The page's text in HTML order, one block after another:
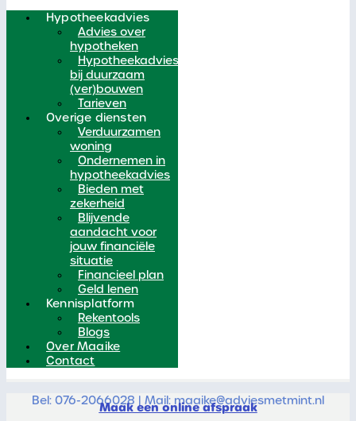
Hypotheekadvies
Advies over
hypotheken
Hypotheekadvies
bij duurzaam
(ver)bouwen
Tarieven
Overige diensten
Verduurzamen
woning
Ondernemen in
hypotheekadvies
Bieden met
zekerheid
Blijvende
aandacht voor
jouw financiële
situatie
Financieel plan
Geld lenen
Kennisplatform
Rekentools
Blogs
Over Maaike
Contact
Bel: 076-2066028 | Mail: maaike@adviesmetmint.nl
Maak een online afspraak